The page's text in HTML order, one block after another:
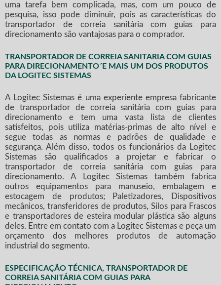
uma tarefa bem complicada, mas, com um pouco de
pesquisa, isso pode diminuir, pois as características do
transportador de correia sanitária com guias para
direcionamento são vantajosas para o comprador.
TRANSPORTADOR DE CORREIA SANITARIA COM GUIAS
PARA DIRECIONAMENTO´E MAIS UM DOS PRODUTOS
DA LOGITEC SISTEMAS
A Logitec Sistemas é uma experiente empresa fabricante
de transportador de correia sanitária com guias para
direcionamento e tem uma vasta lista de clientes
satisfeitos, pois utiliza matérias-primas de alto nível e
segue todas as normas e padrões de qualidade e
segurança. Além disso, todos os funcionários da Logitec
Sistemas são qualificados a projetar e fabricar o
transportador de correia sanitária com guias para
direcionamento. A Logitec Sistemas também fabrica
outros equipamentos para manuseio, embalagem e
estocagem de produtos; Paletizadores, Dispositivos
mecânicos, transferidores de produtos, Silos para Frascos
e transportadores de esteira modular plástica são alguns
deles. Entre em contato com a Logitec Sistemas e peça um
orçamento dos melhores produtos de automação
industrial do segmento.
ESPECIFICAÇÃO TÉCNICA, TRANSPORTADOR DE
CORREIA SANITÁRIA COM GUIAS PARA